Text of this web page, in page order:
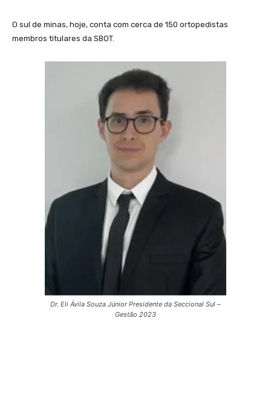
O sul de minas, hoje, conta com cerca de 150 ortopedistas
membros titulares da SBOT.
Dr. Eli Ávila Souza Júnior Presidente da Seccional Sul –
Gestão 2023